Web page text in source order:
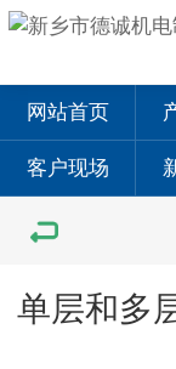
网站首页
客户现场
单层和多